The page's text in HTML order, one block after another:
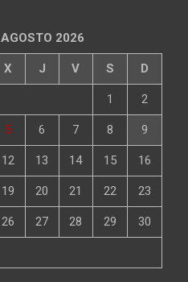
AGOSTO 2026
X J V S D
1 2
5 6 7 8 9
12 13 14 15 16
19 20 21 22 23
26 27 28 29 30